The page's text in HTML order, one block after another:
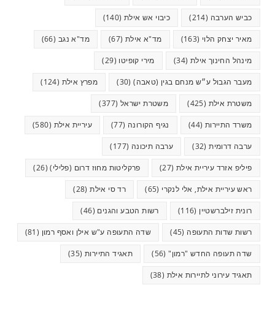
כביש הערבה (214) כיבוי אש אילת (140)
מאיר יצחק הלוי (163) מד"א אילת (67) מד"א נגב (66)
מינהל החינוך אילת (34) מירי קופיטו (29)
מעבר הגבול ע״ש מנחם בגין (טאבה)(30) מפרץ אילת (124)
משטרת אילת (425) משטרת ישראל (377)
משרד התיירות (44) נגיף הקורונה (77) עיריית אילת (580)
ערבה דרומית(32) ערבה תיכונה (177)
פיליפ אזרד עיריית אילת (27) פרקליטות מחוז דרום (פלילי)(26)
ראש עיריית אילת, אלי לנקרי (65) רד סי אילת(28)
רונית זילברשטיין (116) רשות הטבע והגנים (46)
רשות שדות התעופה (45) שדה התעופה ע"ש אילן ואסף רמון (81)
שדה תעופה החדש "רמון"(56) תאגיד התיירות (35)
תאגיד עירוני לתיירות אילת (38)